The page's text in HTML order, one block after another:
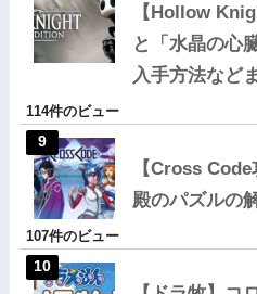
【Hollow
と「水晶の心
入手方法など
114件のビュー
【Cross
殿のパズルの
107件のビュー